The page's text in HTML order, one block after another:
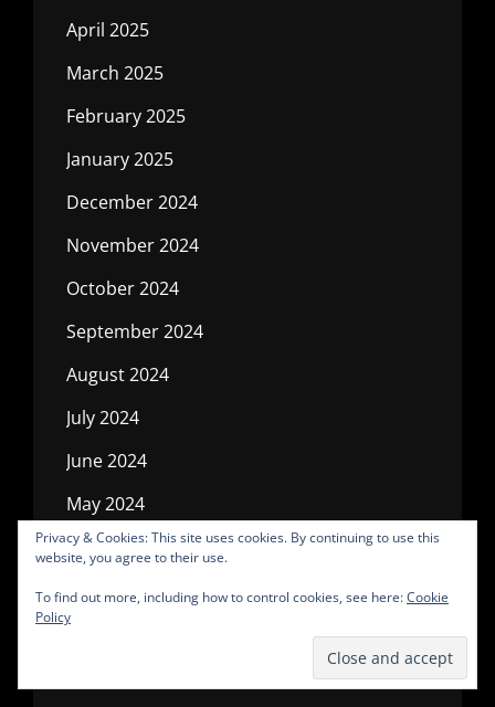
April 2025
March 2025
February 2025
January 2025
December 2024
November 2024
October 2024
September 2024
August 2024
July 2024
June 2024
May 2024
April 2024
March 2024
February 2024
Privacy & Cookies: This site uses cookies. By continuing to use this
website, you agree to their use.
To find out more, including how to control cookies, see here:Cookie
Policy